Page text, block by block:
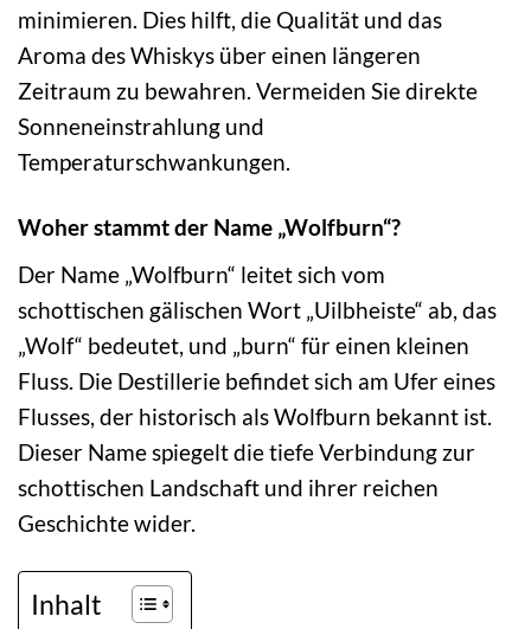
minimieren. Dies hilft, die Qualität und das
Aroma des Whiskys über einen längeren
Zeitraum zu bewahren. Vermeiden Sie direkte
Sonneneinstrahlung und
Temperaturschwankungen.
Woher stammt der Name „Wolfburn“?
Der Name „Wolfburn“ leitet sich vom
schottischen gälischen Wort „Uilbheiste“ ab, das
„Wolf“ bedeutet, und „burn“ für einen kleinen
Fluss. Die Destillerie befindet sich am Ufer eines
Flusses, der historisch als Wolfburn bekannt ist.
Dieser Name spiegelt die tiefe Verbindung zur
schottischen Landschaft und ihrer reichen
Geschichte wider.
Inhalt